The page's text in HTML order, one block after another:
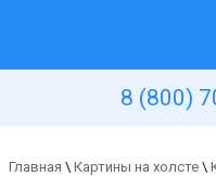
8 (800)
Главная \ Картины на холсте \